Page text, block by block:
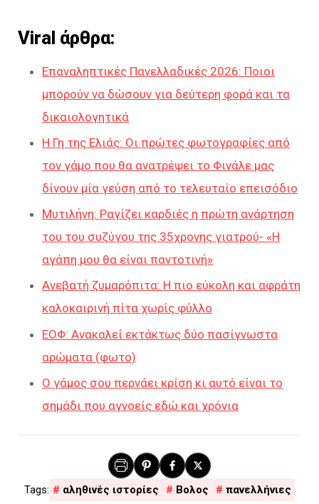
Viral άρθρα:
Επαναληπτικές Πανελλαδικές 2026: Ποιοι
μπορούν να δώσουν για δεύτερη φορά και τα
δικαιολογητικά
Η Γη της Ελιάς: Οι πρώτες φωτογραφίες από
τον γάμο που θα ανατρέψει το Φινάλε μας
δίνουν μία γεύση από το τελευταίο επεισόδιο
Μυτιλήνη: Ραγίζει καρδιές η πρώτη ανάρτηση
του του συζύγου της 35χρονης γιατρού- «Η
αγάπη μου θα είναι παντοτινή»
Ανεβατή ζυμαρόπιτα: Η πιο εύκολη και αφράτη
καλοκαιρινή πίτα χωρίς φύλλο
ΕΟΦ: Ανακαλεί εκτάκτως δύο πασίγνωστα
αρώματα (φωτο)
Ο γάμος σου περνάει κρίση κι αυτό είναι το
σημάδι που αγνοείς εδώ και χρόνια
αληθινές ιστορίες Βολος πανελλήνιες